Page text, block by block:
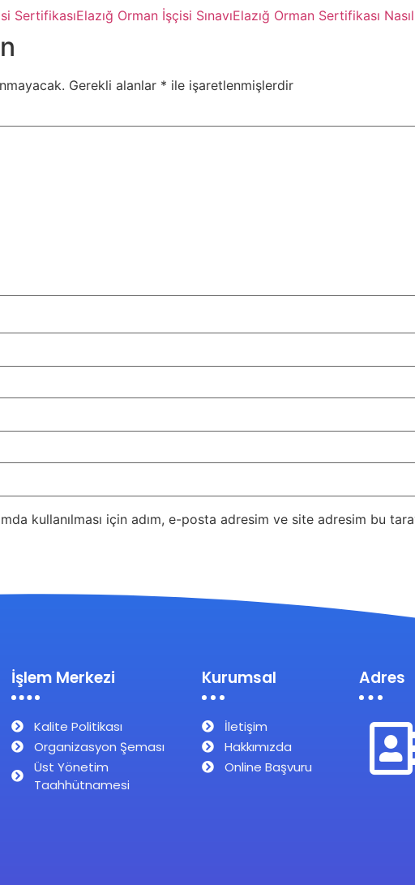
SertifikasıElazığ Orman İşçisi SınavıElazığ Orman Sertifikası Nasıl
Gerekli alanlar * ile işaretlenmişlerdir
kullanılması için adım, e-posta adresim ve site adresim bu
İşlem Merkezi
Kalite Politikası
Organizasyon Şeması
Üst Yönetim
Taahhütnamesi
Kurumsal
İletişim
Hakkımızda
Online Başvuru
Adres